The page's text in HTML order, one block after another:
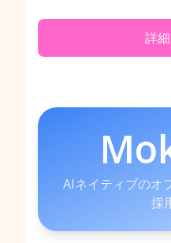
詳
AIネイティブのオ
採